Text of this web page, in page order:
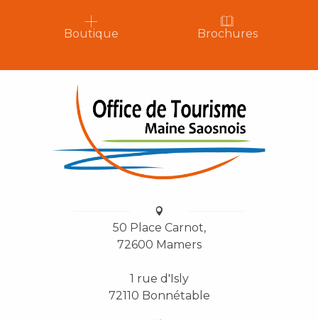
Boutique Brochures
50 Place Carnot,
72600 Mamers
1 rue d'Isly
72110 Bonnétable